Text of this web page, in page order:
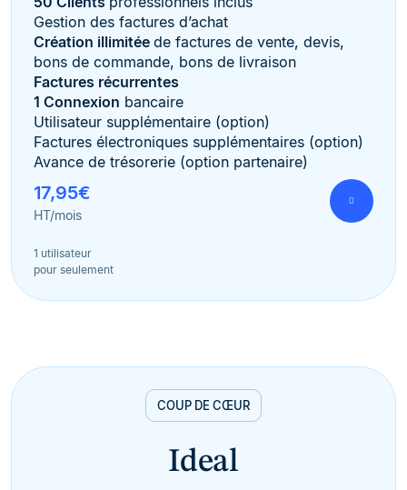
Gestion des factures d’achat
Création illimitée de factures de vente, devis,
bons de commande, bons de livraison
Factures récurrentes
1 Connexion bancaire
Utilisateur supplémentaire (option)
Factures électroniques supplémentaires (option)
Avance de trésorerie (option partenaire)
17,95€
HT/mois
1 utilisateur
pour seulement
COUP DE CŒUR
Ideal